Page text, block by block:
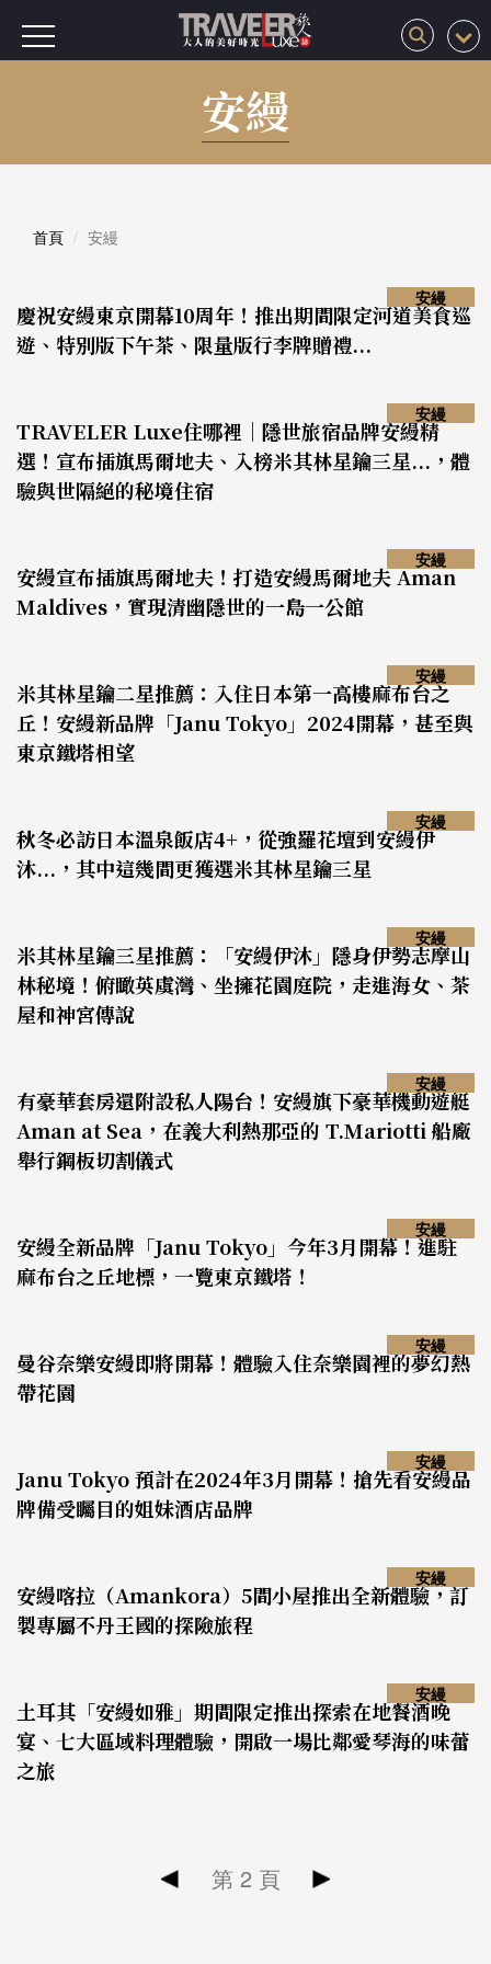
安縵
首頁 安縵
慶祝安縵東京開幕10周年！推出期間限定河道美食巡
遊、特別版下午茶、限量版行李牌贈禮...
安縵
TRAVELER Luxe住哪裡｜隱世旅宿品牌安縵精
選！宣布插旗馬爾地夫、入榜米其林星鑰三星...，體
驗與世隔絕的秘境住宿
安縵
安縵宣布插旗馬爾地夫！打造安縵馬爾地夫 Aman
Maldives，實現清幽隱世的一島一公館
安縵
米其林星鑰二星推薦：入住日本第一高樓麻布台之
丘！安縵新品牌「Janu Tokyo」2024開幕，甚至與
東京鐵塔相望
安縵
秋冬必訪日本溫泉飯店4+，從強羅花壇到安縵伊
沐...，其中這幾間更獲選米其林星鑰三星
安縵
米其林星鑰三星推薦：「安縵伊沐」隱身伊勢志摩山
林秘境！俯瞰英虞灣、坐擁花園庭院，走進海女、茶
屋和神宮傳說
安縵
有豪華套房還附設私人陽台！安縵旗下豪華機動遊艇
Aman at Sea，在義大利熱那亞的 T.Mariotti 船廠
舉行鋼板切割儀式
安縵
安縵全新品牌「Janu Tokyo」今年3月開幕！進駐
麻布台之丘地標，一覽東京鐵塔！
安縵
曼谷奈樂安縵即將開幕！體驗入住奈樂園裡的夢幻熱
帶花園
安縵
Janu Tokyo 預計在2024年3月開幕！搶先看安縵品
牌備受矚目的姐妹酒店品牌
安縵
安縵喀拉（Amankora）5間小屋推出全新體驗，訂
製專屬不丹王國的探險旅程
安縵
土耳其「安縵如雅」期間限定推出探索在地餐酒晚
宴、七大區域料理體驗，開啟一場比鄰愛琴海的味蕾
之旅
安縵
第 2 頁